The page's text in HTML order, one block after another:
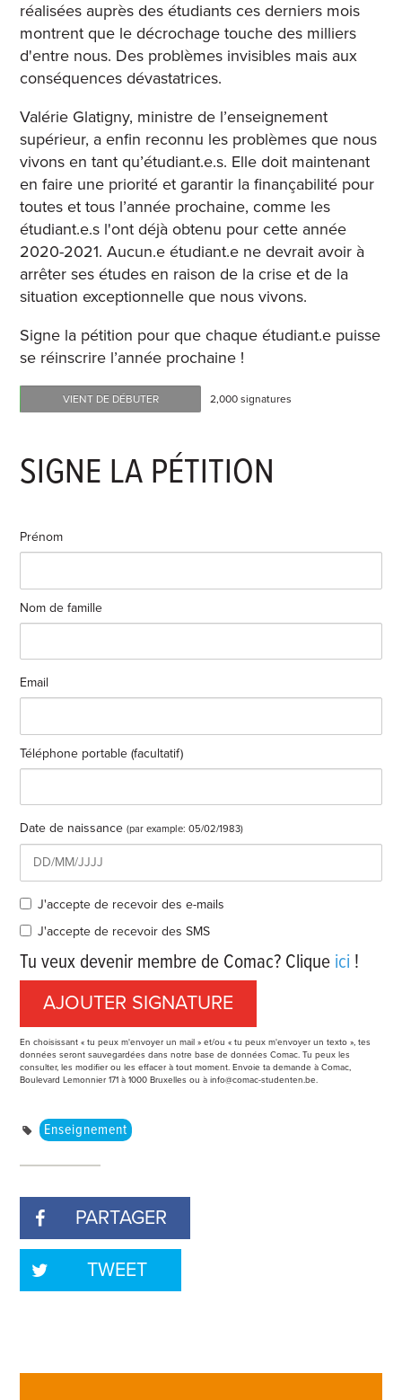
réalisées auprès des étudiants ces derniers mois
montrent que le décrochage touche des milliers
d'entre nous. Des problèmes invisibles mais aux
conséquences dévastatrices.
Valérie Glatigny, ministre de l’enseignement
supérieur, a enfin reconnu les problèmes que nous
vivons en tant qu’étudiant.e.s. Elle doit maintenant
en faire une priorité et garantir la finançabilité pour
toutes et tous l’année prochaine, comme les
étudiant.e.s l'ont déjà obtenu pour cette année
2020-2021. Aucun.e étudiant.e ne devrait avoir à
arrêter ses études en raison de la crise et de la
situation exceptionnelle que nous vivons.
Signe la pétition pour que chaque étudiant.e puisse
se réinscrire l’année prochaine !
VIENT DE DÉBUTER 2,000 signatures
SIGNE LA PÉTITION
Prénom
Nom de famille
Email
Téléphone portable (facultatif)
Date de naissance(par example: 05/02/1983)
J'accepte de recevoir des e-mails
J'accepte de recevoir des SMS
Tu veux devenir membre de Comac? Clique ici !
En choisissant « tu peux m'envoyer un mail » et/ou « tu peux m'envoyer un texto », tes
données seront sauvegardées dans notre base de données Comac. Tu peux les
consulter, les modifier ou les effacer à tout moment. Envoie ta demande à Comac,
Boulevard Lemonnier 171 à 1000 Bruxelles ou àinfo@comac-studenten.be.
Enseignement
PARTAGER
TWEET